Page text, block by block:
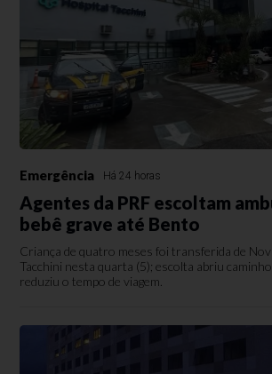
Emergência Há 24 horas
Agentes da PRF escoltam
bebê grave até Bento
Criança de quatro meses foi transferida de
Tacchini nesta quarta (5); escolta abriu
reduziu o tempo de viagem.